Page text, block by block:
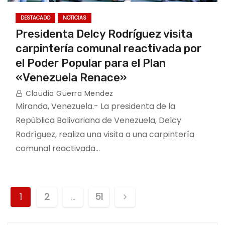
DESTACADO NOTICIAS
Presidenta Delcy Rodríguez visita
carpintería comunal reactivada por
el Poder Popular para el Plan
«Venezuela Renace»
Claudia Guerra Mendez
Miranda, Venezuela.- La presidenta de la
República Bolivariana de Venezuela, Delcy
Rodríguez, realiza una visita a una carpintería
comunal reactivada…
1 2 … 51